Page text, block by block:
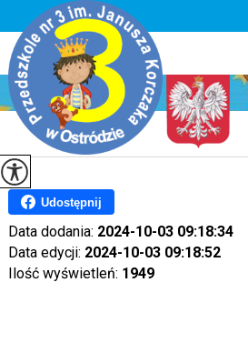
Udostępnij
Data dodania: 2024-10-03 09:18:34
Data edycji: 2024-10-03 09:18:52
Ilość wyświetleń: 1949